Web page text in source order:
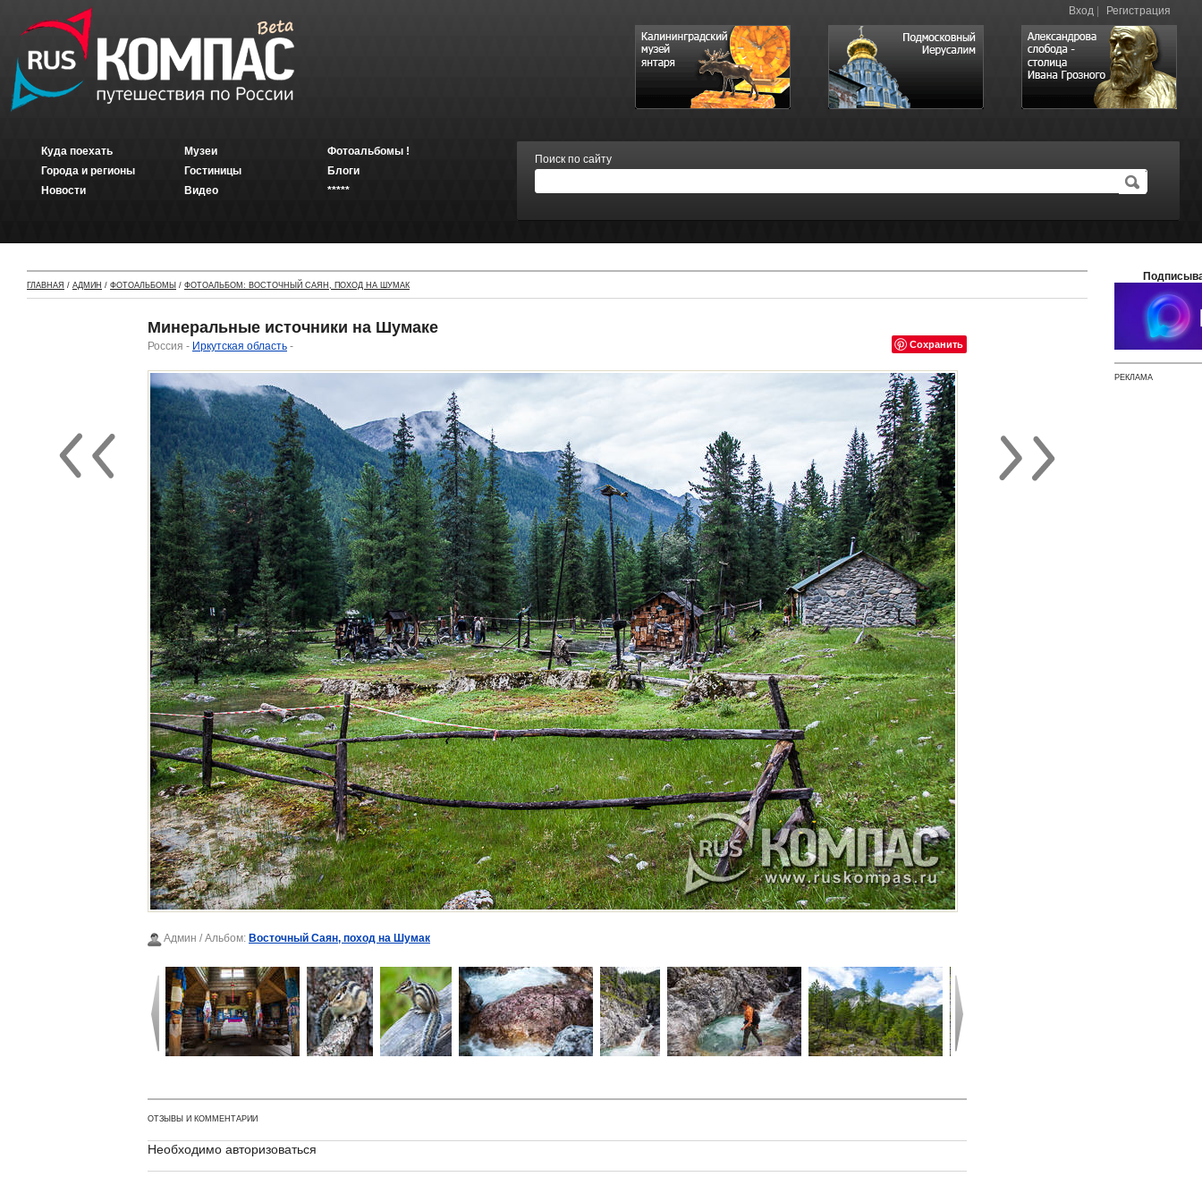
Вход Регистрация
Куда поехать
Города и регионы
Новости
Музеи
Гостиницы
Видео
Фотоальбомы !
Блоги
*****
Поиск по сайту
ГЛАВНАЯ / АДМИН / ФОТОАЛЬБОМЫ / ФОТОАЛЬБОМ: ВОСТОЧНЫЙ САЯН, ПОХОД НА ШУМАК
Минеральные источники на Шумаке
Сохранить
Россия - Иркутская область -
Админ / Альбом: Восточный Саян, поход на Шумак
ОТЗЫВЫ И КОММЕНТАРИИ
Необходимо авторизоваться
РЕКЛАМА